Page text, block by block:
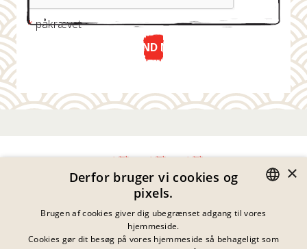
*påkrævet
SEND NU
Fortrolighedserklæring
Impressum
Juridiske Meddelelser
GERMAN
×
Derfor bruger vi cookies og
pixels.
Brugen af cookies giver dig ubegrænset adgang til vores
hjemmeside.
Cookies gør dit besøg på vores hjemmeside så behageligt som